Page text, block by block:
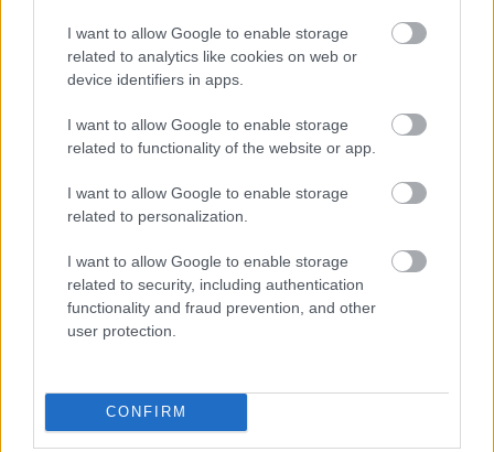
I want to allow Google to enable storage
related to analytics like cookies on web or
device identifiers in apps.
I want to allow Google to enable storage
related to functionality of the website or app.
I want to allow Google to enable storage
related to personalization.
I want to allow Google to enable storage
related to security, including authentication
functionality and fraud prevention, and other
user protection.
CONFIRM
Ako premeniť dve
nepotrebné IKEA nástenné
praktickú komodu
Nábytok
5 dôležitých krokov pri
maľovaní nábytku
Nábytok